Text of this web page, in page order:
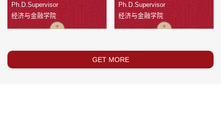
Ph.D.Supervisor
经济与金融学院
Ph.D.Supervisor
经济与金融学院
GET MORE